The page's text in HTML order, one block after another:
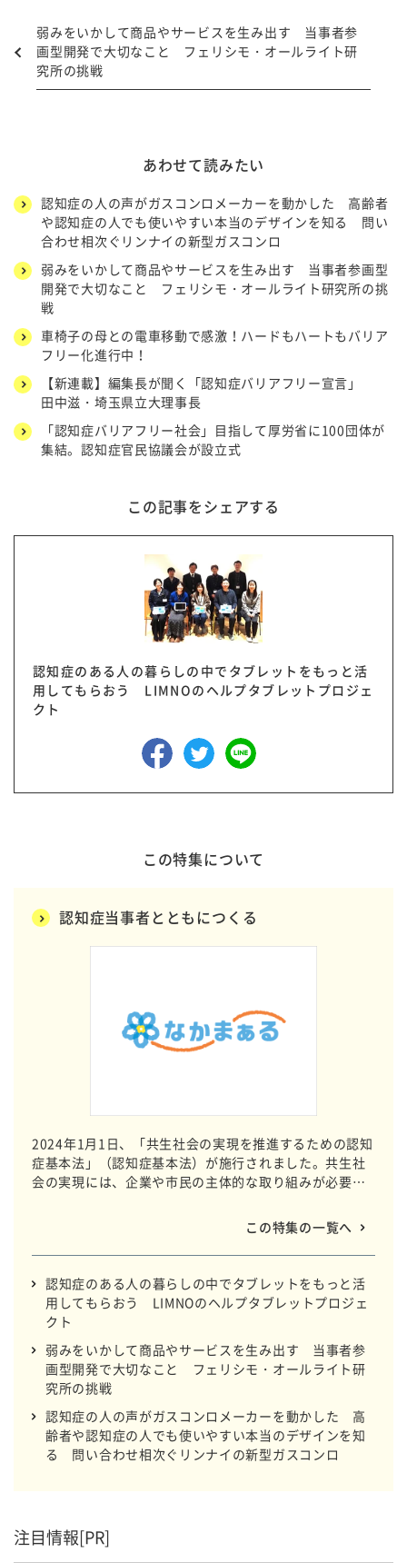
弱みをいかして商品やサービスを生み出す 当事者参
画型開発で大切なこと フェリシモ・オールライト研
究所の挑戦
あわせて読みたい
認知症の人の声がガスコンロメーカーを動かした 高齢者
や認知症の人でも使いやすい本当のデザインを知る 問い
合わせ相次ぐリンナイの新型ガスコンロ
弱みをいかして商品やサービスを生み出す 当事者参画型
開発で大切なこと フェリシモ・オールライト研究所の挑
戦
車椅子の母との電車移動で感激！ハードもハートもバリア
フリー化進行中！
【新連載】編集長が聞く「認知症バリアフリー宣言」
田中滋・埼玉県立大理事長
「認知症バリアフリー社会」目指して厚労省に100団体が
集結。認知症官民協議会が設立式
この記事をシェアする
認知症のある人の暮らしの中でタブレットをもっと活
用してもらおう LIMNOのヘルプタブレットプロジェ
クト
この特集について
認知症当事者とともにつくる
2024年1月1日、「共生社会の実現を推進するための認知
症基本法」（認知症基本法）が施行されました。共生社
会の実現には、企業や市民の主体的な取り組みが必要に
ノづくりやサービスづくりの過程で「当事者参画型開
発」を行う企業の先行事例をリポートしていきます。
この特集の一覧へ
認知症のある人の暮らしの中でタブレットをもっと活
用してもらおう LIMNOのヘルプタブレットプロジェ
クト
弱みをいかして商品やサービスを生み出す 当事者参
画型開発で大切なこと フェリシモ・オールライト研
究所の挑戦
認知症の人の声がガスコンロメーカーを動かした 高
齢者や認知症の人でも使いやすい本当のデザインを知
る 問い合わせ相次ぐリンナイの新型ガスコンロ
注目情報[PR]